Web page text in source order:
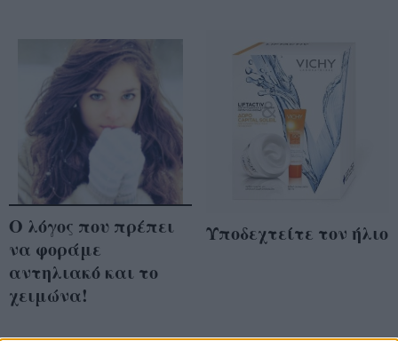
Ο λόγος που πρέπει
να φοράμε
αντηλιακό και το
χειμώνα!
Υποδεχτείτε τον ήλιο